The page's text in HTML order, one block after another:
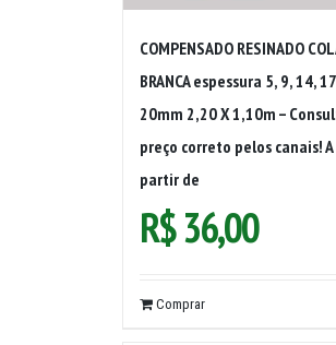
COMPENSADO RESINADO
BRANCA espessura 5, 9, 14,
20mm 2,20 X 1,10m –
preço correto pelos canais! A
partir de
R$36,00
Comprar